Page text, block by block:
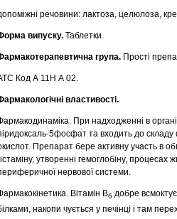
речовини: лактоза, целюлоза,
випуску. Таблетки.
група. Прості
Код А 11Н А 02.
властивості.
При надходженні в
5фосфат та входить до
Препарат бере активну участь в
утворенні гемоглобіну,
нервової системи.
Вітамін В6 добре
накопи чується у печінці і там